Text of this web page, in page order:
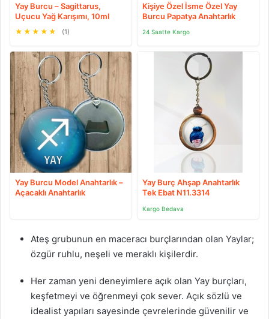
Yay Burcu – Sagittarus,
Uçucu Yağ Karışımı, 10ml
★ ★ ★ ★ ★ (1)
Kişiye Özel İsme Özel Yay
Burcu Papatya Anahtarlık
24 Saatte Kargo
Yay Burcu Model Anahtarlık –
Açacaklı Anahtarlık
Yay Burç Ahşap Anahtarlık
Tek Ebat N11.3314
Kargo Bedava
Ateş grubunun en maceracı burçlarından olan Yaylar;
özgür ruhlu, neşeli ve meraklı kişilerdir.
Her zaman yeni deneyimlere açık olan Yay burçları,
keşfetmeyi ve öğrenmeyi çok sever. Açık sözlü ve
idealist yapıları sayesinde çevrelerinde güvenilir ve